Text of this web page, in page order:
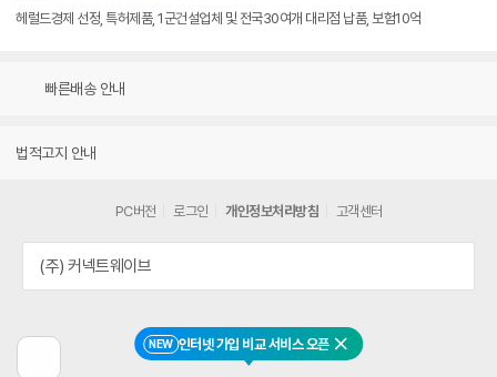
NEW 인터넷 가입 비교 서비스 오픈 닫기
헤럴드경제 선정, 특허제품, 1군건설업체 및 전국30여개 대리점 납품, 보험10억
빠른배송 안내
법적고지 안내
PC버전 로그인 개인정보처리방침 고객센터
(주) 커넥트웨이브